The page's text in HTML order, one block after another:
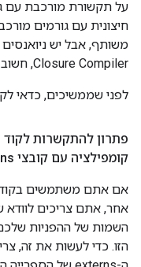
על תקשורת מורכבת עם
חיצונית עם גורמים
משותף, אבל יש
Closure Compiler, חשוב להבין באיזה מקרה מדובר.
לפני שממשיכים, כדאי
פתרון להתקשרות לקוד
קומפילציה עם קובצי externs
אם אתם משתמשים בקוד
השמות של ההפניות
הזו. כדי לעשות את זה,